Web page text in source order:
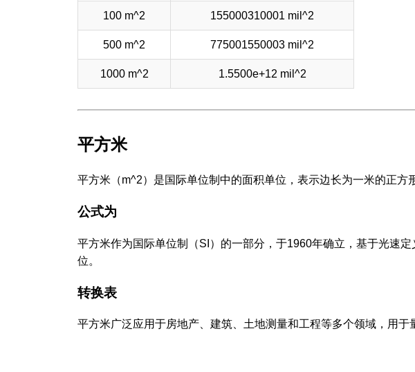
100 m^2 155000310001 mil^2
500 m^2 775001550003 mil^2
1000 m^2 1.5500e+12 mil^2
平方米
平方米（m^2）是国际单位制中的面积单位，表示边长为一米的正方
公式为
平方米作为国际单位制（SI）的一部分，于1960年确立，基于光速
位。
转换表
平方米广泛应用于房地产、建筑、土地测量和工程等多个领域，用于